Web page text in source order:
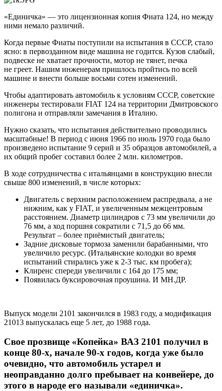
«Единичка» — это лицензионная копия Фиата 124, но между
ними немало различий.
Когда первые Фиаты поступили на испытания в СССР, стало
ясно: в первозданном виде машина не годится. Кузов слабый,
подвеске не хватает прочности, мотор не тянет, печка
не греет. Нашим инженерам пришлось пройтись по всей
машине и внести больше восьми сотен изменений.
Чтобы адаптировать автомобиль к условиям СССР, советские
инженеры тестировали FIAT 124 на территории Дмитровского
полигона и отправляли замечания в Италию.
Нужно сказать, что испытания действительно проводились
масштабные! В период с июня 1966 по июль 1970 года было
произведено испытание 9 серий и 35 образцов автомобилей, а
их общий пробег составил более 2 млн. километров.
В ходе сотрудничества с итальянцами в конструкцию внесли
свыше 800 изменений, в числе которых:
Двигатель с верхним расположением распредвала, а не
нижним, как у FIAT, и увеличенным межцентровым
расстоянием. Диаметр цилиндров с 73 мм увеличили до
76 мм, а ход поршня сократили с 71,5 до 66 мм.
Результат – более приёмистый двигатель;
Задние дисковые тормоза заменили барабанными, что
увеличило ресурс. (Итальянские колодки во время
испытаний стирались уже к 2-3 тыс. км пробега);
Клиренс спереди увеличили с 164 до 175 мм;
Появилась буксировочная проушина. И МН.ДР.
Выпуск модели 2101 закончился в 1983 году, а модификация
21013 выпускалась еще 5 лет, до 1988 года.
Свое прозвище «Копейка» ВАЗ 2101 получил в
конце 80-х, начале 90-х годов, когда уже было
очевидно, что автомобиль устарел и
неоправданно долго пребывает на конвейере, до
этого в народе его называли «единичка».